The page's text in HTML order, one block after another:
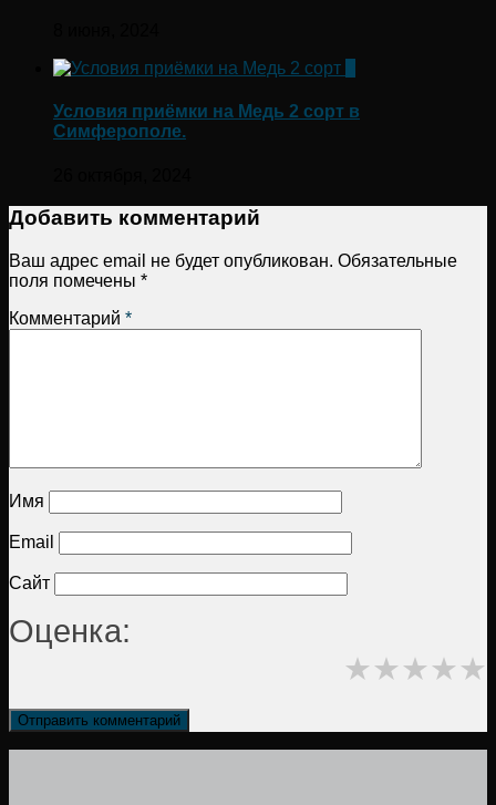
Условия приёмки на Медь 2 сорт в
Симферополе.
Добавить комментарий
Ваш адрес email не будет опубликован. Обязательные
поля помечены *
Комментарий *
Имя
Email
Сайт
Оценка:
★
★
★
★
★